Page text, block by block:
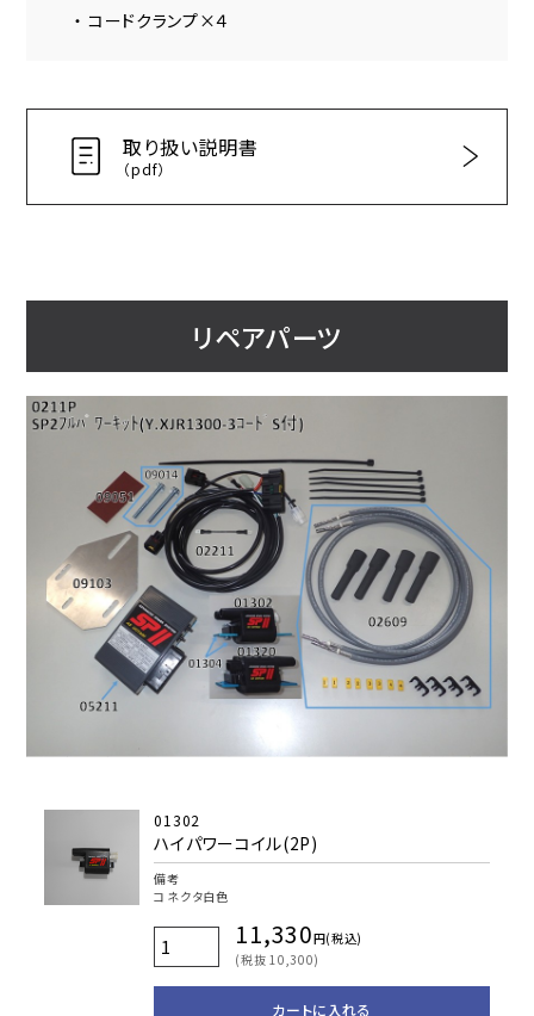
・ コードクランプ×４
取り扱い説明書
（pdf）
リペアパーツ
01302
ハイパワーコイル(2P)
備考
コネクタ白色
11,330円(税込)
(税抜 10,300)
カートに入れる